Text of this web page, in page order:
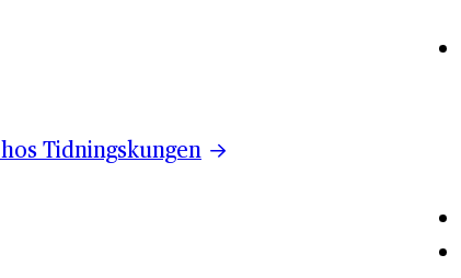
hos Tidningskungen